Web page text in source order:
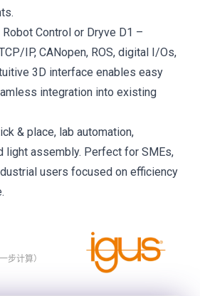
Control or Dryve D1 –
IP, CANopen, ROS, digital I/Os,
3D interface enables easy
integration into existing
& place, lab automation,
light assembly. Perfect for SMEs,
users focused on efficiency
步计算）